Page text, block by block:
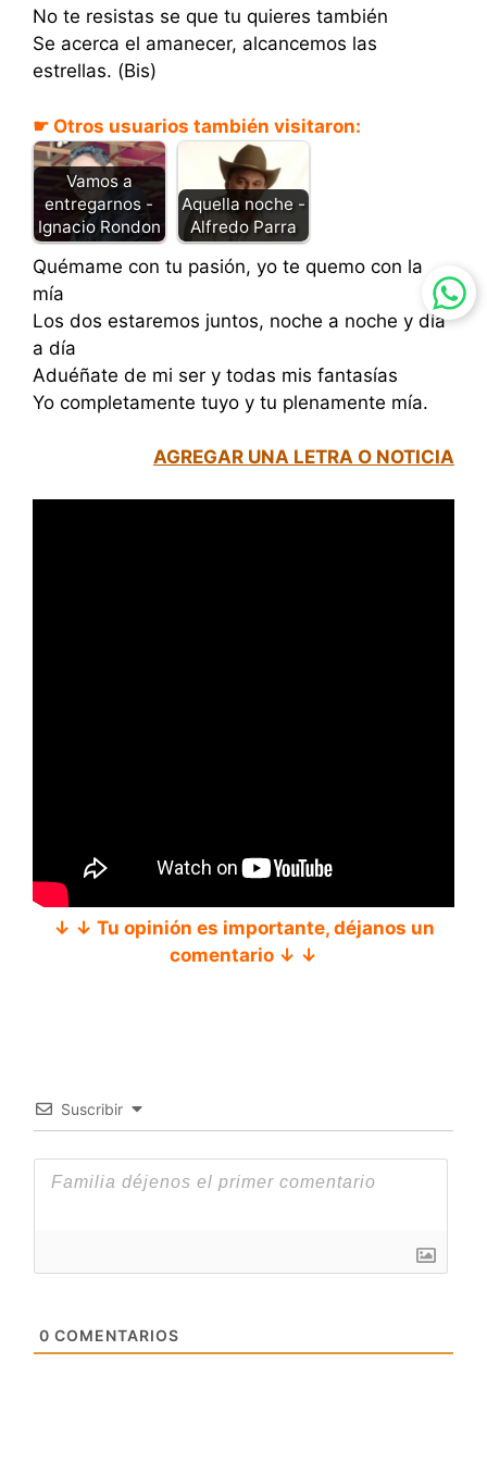
No te resistas se que tu quieres también
Se acerca el amanecer, alcancemos las
estrellas. (Bis)
☛ Otros usuarios también visitaron:
Vamos a
entregarnos -
Ignacio Rondon
Aquella noche -
Alfredo Parra
Quémame con tu pasión, yo te quemo con la
mía
Los dos estaremos juntos, noche a noche y día
a día
Aduéñate de mi ser y todas mis fantasías
Yo completamente tuyo y tu plenamente mía.
AGREGAR UNA LETRA O NOTICIA
↓ ↓ Tu opinión es importante, déjanos un
comentario ↓ ↓
Suscribir
0 COMENTARIOS